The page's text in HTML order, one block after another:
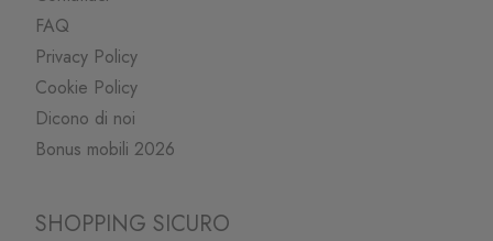
FAQ
Privacy Policy
Cookie Policy
Dicono di noi
Bonus mobili 2026
SHOPPING SICURO